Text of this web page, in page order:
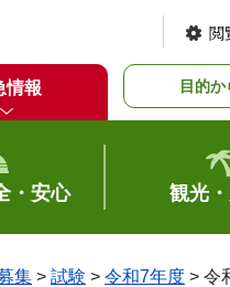
閲
情報 目的
・安心 観光
集 > 試験 > 令和7年度 > 令